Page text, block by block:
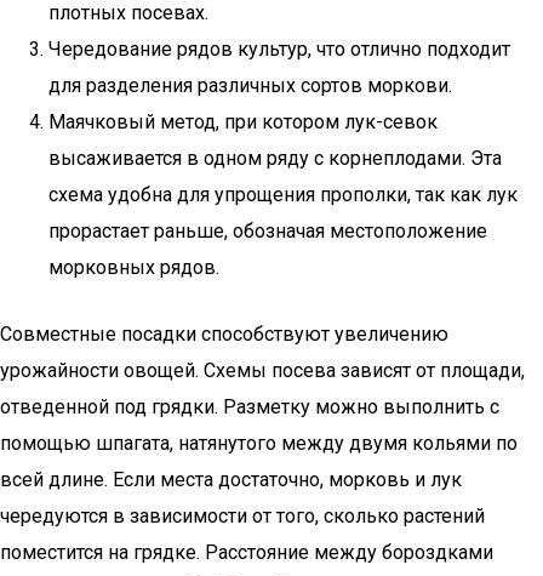
плотных посевах.
Чередование рядов культур, что отлично подходит
для разделения различных сортов моркови.
Маячковый метод, при котором лук-севок
высаживается в одном ряду с корнеплодами. Эта
схема удобна для упрощения прополки, так как лук
прорастает раньше, обозначая местоположение
морковных рядов.
Совместные посадки способствуют увеличению
урожайности овощей. Схемы посева зависят от площади,
отведенной под грядки. Разметку можно выполнить с
помощью шпагата, натянутого между двумя кольями по
всей длине. Если места достаточно, морковь и лук
чередуются в зависимости от того, сколько растений
поместится на грядке. Расстояние между бороздками